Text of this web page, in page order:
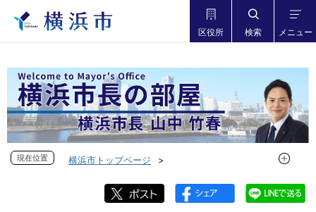
区役所 検索 メニュー
現在位置
横浜市トップページ
フォトダイアリー 2023年度
現在位